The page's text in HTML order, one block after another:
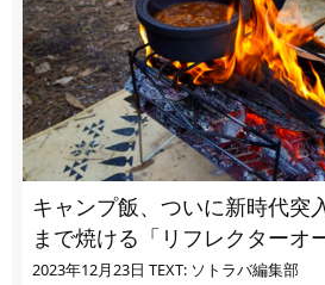
キャンプ飯、ついに新時代突
まで焼ける「リフレクターオ
ぎる
2023年12月23日 TEXT: ソトラバ編集部